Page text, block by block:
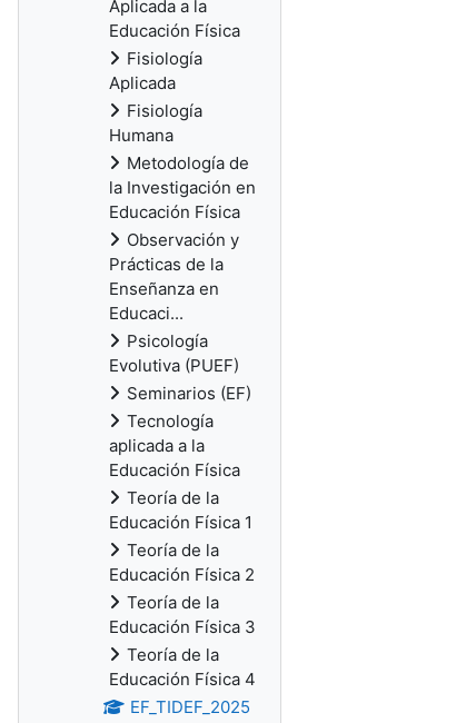
Aplicada a la
Educación Física
Fisiología
Aplicada
Fisiología
Humana
Metodología de
la Investigación en
Educación Física
Observación y
Prácticas de la
Enseñanza en
Educaci...
Psicología
Evolutiva (PUEF)
Seminarios (EF)
Tecnología
aplicada a la
Educación Física
Teoría de la
Educación Física 1
Teoría de la
Educación Física 2
Teoría de la
Educación Física 3
Teoría de la
Educación Física 4
EF_TIDEF_2025